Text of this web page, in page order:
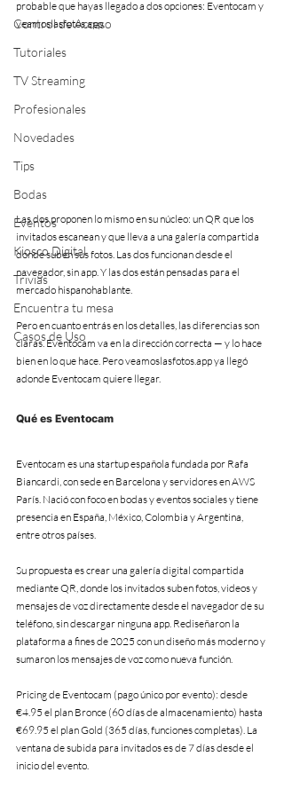
Control de Acceso
Tutoriales
TV Streaming
Profesionales
Novedades
Tips
Bodas
Eventos
Kiosco Digital
Trivias
Encuentra tu mesa
Casos de Uso
probable que hayas llegado a dos opciones: Eventocam y
veamoslasfotos.app.
Las dos proponen lo mismo en su núcleo: un QR que los
invitados escanean y que lleva a una galería compartida
donde suben sus fotos. Las dos funcionan desde el
navegador, sin app. Y las dos están pensadas para el
mercado hispanohablante.
Pero en cuanto entrás en los detalles, las diferencias son
claras. Eventocam va en la dirección correcta — y lo hace
bien en lo que hace. Pero veamoslasfotos.app ya llegó
adonde Eventocam quiere llegar.
Qué es Eventocam
Eventocam es una startup española fundada por Rafa
Biancardi, con sede en Barcelona y servidores en AWS
París. Nació con foco en bodas y eventos sociales y tiene
presencia en España, México, Colombia y Argentina,
entre otros países.
Su propuesta es crear una galería digital compartida
mediante QR, donde los invitados suben fotos, videos y
mensajes de voz directamente desde el navegador de su
teléfono, sin descargar ninguna app. Rediseñaron la
plataforma a fines de 2025 con un diseño más moderno y
sumaron los mensajes de voz como nueva función.
Pricing de Eventocam (pago único por evento): desde
€4.95 el plan Bronce (60 días de almacenamiento) hasta
€69.95 el plan Gold (365 días, funciones completas). La
ventana de subida para invitados es de 7 días desde el
inicio del evento.